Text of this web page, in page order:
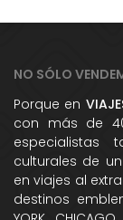
NO SÓLO
Porque en
con más de
especialistas
culturales de
en viajes al
destinos